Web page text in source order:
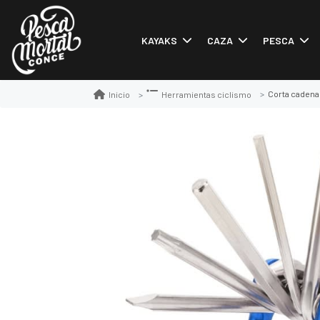
KAYAKS CAZA PESCA
Inicio Herramientas ciclismo Corta